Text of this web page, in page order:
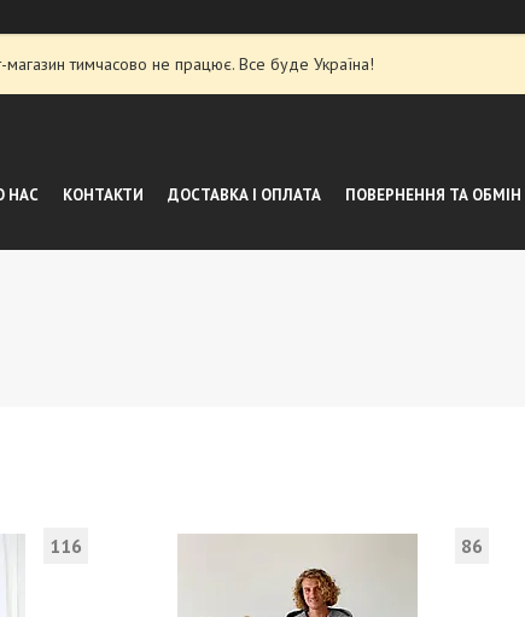
магазин тимчасово не працює. Все буде Україна!
НАС КОНТАКТИ ДОСТАВКА І ОПЛАТА ПОВЕРНЕННЯ ТА ОБМІН
116 86